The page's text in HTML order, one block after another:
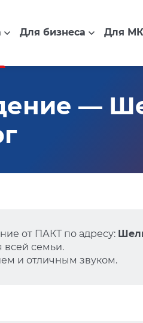
Для бизнеса Для
—
от ПАКТ по адресу:
всей семьи.
и отличным звуком.